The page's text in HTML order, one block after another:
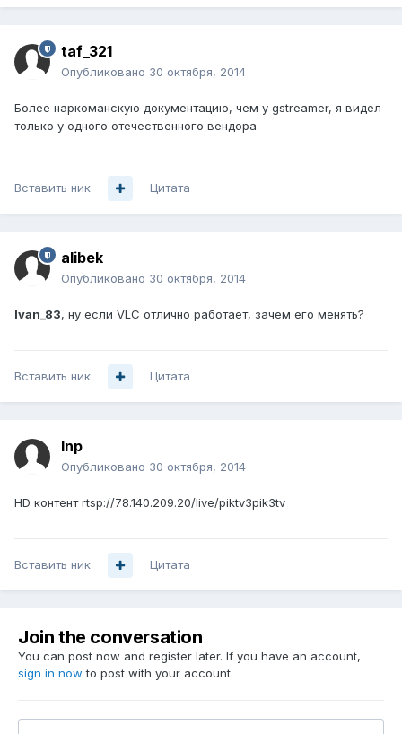
taf_321
Опубликовано 30 октября, 2014
Более наркоманскую документацию, чем у gstreamer, я видел
только у одного отечественного вендора.
Вставить ник Цитата
alibek
Опубликовано 30 октября, 2014
Ivan_83, ну если VLC отлично работает, зачем его менять?
Вставить ник Цитата
Inp
Опубликовано 30 октября, 2014
HD контент rtsp://78.140.209.20/live/piktv3pik3tv
Вставить ник Цитата
Join the conversation
You can post now and register later. If you have an account,
sign in now to post with your account.